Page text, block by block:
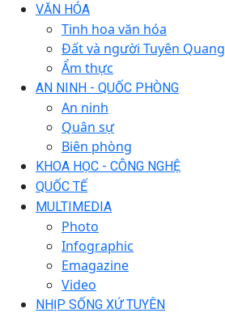
VĂN HÓA
Tinh hoa văn hóa
Đất và người Tuyên Quang
Ẩm thực
AN NINH - QUỐC PHÒNG
An ninh
Quân sự
Biên phòng
KHOA HỌC - CÔNG NGHỆ
QUỐC TẾ
MULTIMEDIA
Photo
Infographic
Emagazine
Video
NHỊP SỐNG XỨ TUYÊN